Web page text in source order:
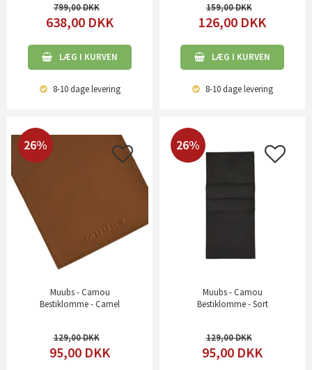
799,00
638,00 DKK
LÆG I KURVEN
8-10 dagelevering
159,00
126,00 DKK
LÆG I KURVEN
8-10 dagelevering
26%
Muubs - Camou
Bestiklomme - Camel
129,00
95,00 DKK
26%
Muubs - Camou
Bestiklomme - Sort
129,00
95,00 DKK